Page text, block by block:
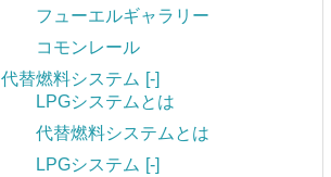
フューエルギャラリー
コモンレール
代替燃料システム [-]
LPGシステムとは
代替燃料システムとは
LPGシステム [-]